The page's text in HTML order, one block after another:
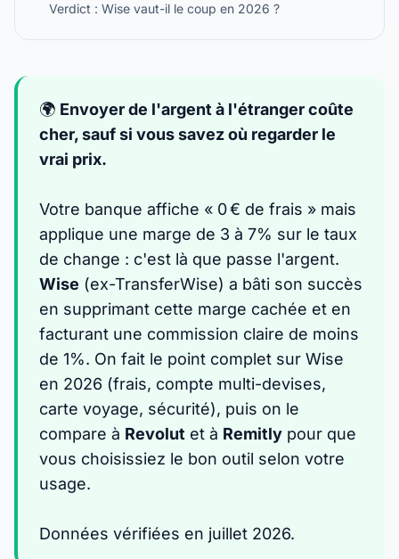
Verdict : Wise vaut-il le coup en 2026 ?
🌍 Envoyer de l'argent à l'étranger coûte
cher, sauf si vous savez où regarder le
vrai prix.
Votre banque affiche « 0 € de frais » mais
applique une marge de 3 à 7% sur le taux
de change : c'est là que passe l'argent.
Wise (ex-TransferWise) a bâti son succès
en supprimant cette marge cachée et en
facturant une commission claire de moins
de 1%. On fait le point complet sur Wise
en 2026 (frais, compte multi-devises,
carte voyage, sécurité), puis on le
compare à Revolut et à Remitly pour que
vous choisissiez le bon outil selon votre
usage.
Données vérifiées en juillet 2026.